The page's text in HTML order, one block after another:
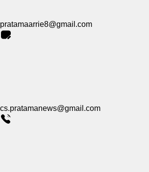
pratamaarrie8@gmail.com
cs.pratamanews@gmail.com